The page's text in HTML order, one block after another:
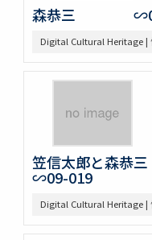
森恭三
Digital Cultural Heritage |
笠信太郎と森
∽09-019
Digital Cultural Heritage |